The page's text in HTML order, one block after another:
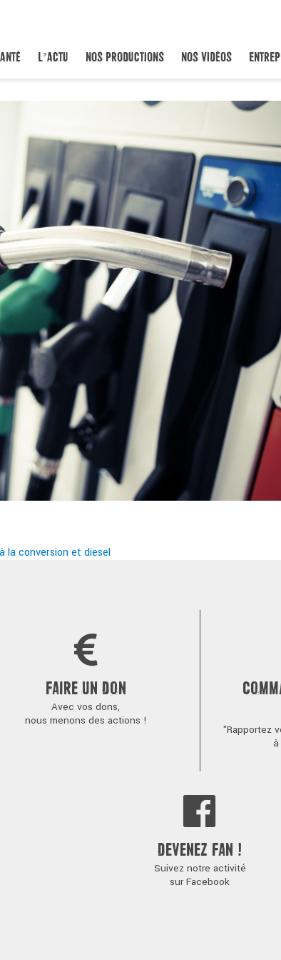
L’ACTU NOS PRODUCTIONS NOS VIDÉOS
la conversion et diesel
FAIRE UN DON
Avec vos dons,
nous menons des actions !
"Rapportez
DEVENEZ FAN !
Suivez notre activité
sur Facebook